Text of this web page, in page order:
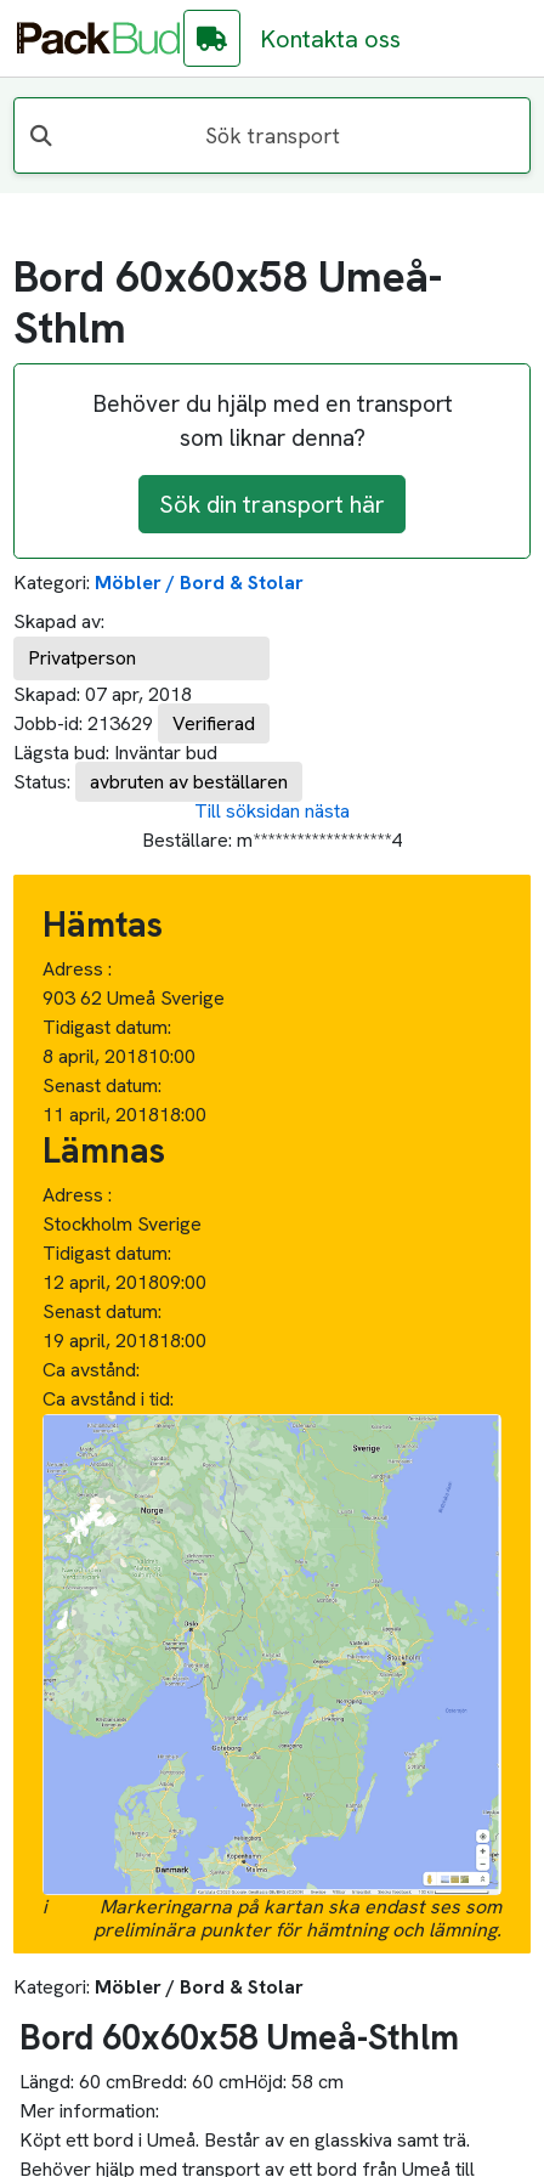
Kontakta oss
Sök transport
Bord 60x60x58 Umeå-
Sthlm
Behöver du hjälp med en transport
som liknar denna?
Sök din transport här
Kategori: Möbler / Bord & Stolar
Skapad av:
Privatperson
Skapad: 07 apr, 2018
Jobb-id: 213629
Verifierad
Lägsta bud: Inväntar bud
Status:
avbruten av beställaren
Till söksidan nästa
Beställare: m*******************4
Hämtas
Adress :
903 62 Umeå Sverige
Tidigast datum:
8 april, 201810:00
Senast datum:
11 april, 201818:00
Lämnas
Adress :
Stockholm Sverige
Tidigast datum:
12 april, 201809:00
Senast datum:
19 april, 201818:00
Ca avstånd:
Ca avstånd i tid:
i
Markeringarna på kartan ska endast ses som
preliminära punkter för hämtning och lämning.
Kategori: Möbler / Bord & Stolar
Bord 60x60x58 Umeå-Sthlm
Längd: 60 cmBredd: 60 cmHöjd: 58 cm
Mer information:
Köpt ett bord i Umeå. Består av en glasskiva samt trä.
Behöver hjälp med transport av ett bord från Umeå till